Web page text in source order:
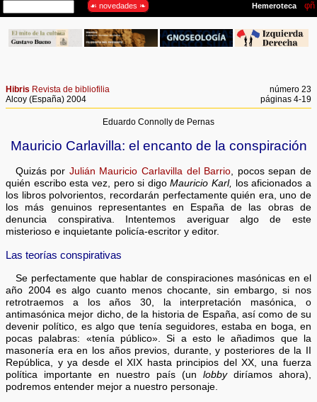
Hibris Revista de bibliofilia
Alcoy (España) 2004
número 23
páginas 4-19
Eduardo Connolly de Pernas
Mauricio Carlavilla: el encanto de la conspiración
Quizás por Julián Mauricio Carlavilla del Barrio, pocos sepan de
quién escribo esta vez, pero si digoMauricio Karl, los aficionados a
los libros polvorientos, recordarán perfectamente quién era, uno de
los más genuinos representantes en España de las obras de
denuncia conspirativa. Intentemos averiguar algo de este
misterioso e inquietante policía-escritor y editor.
Las teorías conspirativas
Se perfectamente que hablar de conspiraciones masónicas en el
año 2004 es algo cuanto menos chocante, sin embargo, si nos
retrotraemos a los años 30, la interpretación masónica, o
antimasónica mejor dicho, de la historia de España, así como de su
devenir político, es algo que tenía seguidores, estaba en boga, en
pocas palabras: «tenía público». Si a esto le añadimos que la
masonería era en los años previos, durante, y posteriores de la II
República, y ya desde el XIX hasta principios del XX, una fuerza
política importante en nuestro país (un lobbydiríamos ahora),
podremos entender mejor a nuestro personaje.